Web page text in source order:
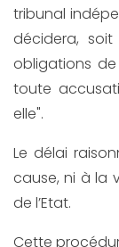
tribunal
décidera,
obligations
toute
elle".
Le délai
cause, ni à la
de l’Etat.
Cette